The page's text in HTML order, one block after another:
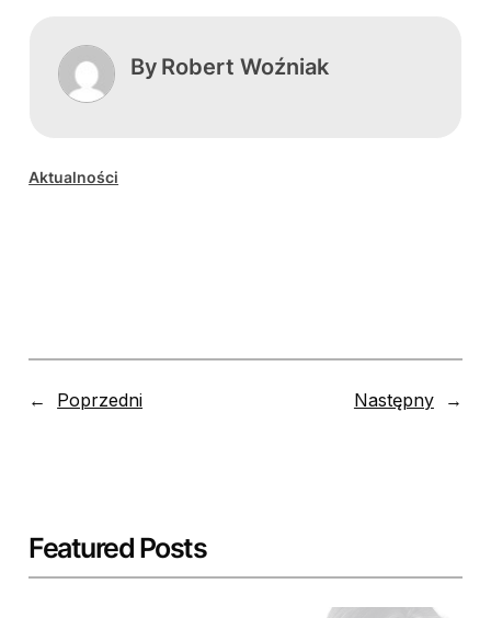
By Robert Woźniak
Aktualności
← Poprzedni Następny →
Featured Posts